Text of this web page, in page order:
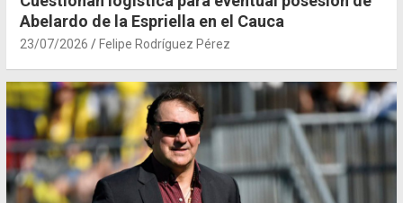
Abelardo de la Espriella en el Cauca
23/07/2026 Felipe Rodríguez Pérez